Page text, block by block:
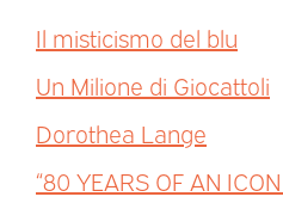
Il misticismo del blu
Un Milione di Giocattoli
Dorothea Lange
“80 YEARS OF AN